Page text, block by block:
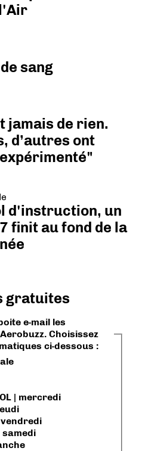
sang
jamais de rien.
d’autres ont
d'instruction, un
finit au fond de la
gratuites
e-mail les
Choisissez
ci-dessous :
| mercredi
samedi